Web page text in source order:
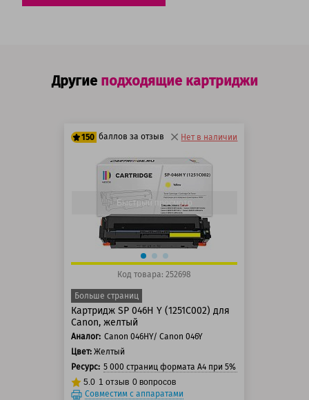
Другие подходящие картриджи
150 баллов за отзыв
125 баллов
150 баллов
Нет в наличии
Быстрый просмотр
Код товара: 252698
Больше страниц
Картридж SP 046H Y (1251C002) для
Canon, желтый
Аналог: Canon 046HY/ Canon 046Y
Цвет: Желтый
Ресурс: 5 000 страниц формата А4 при 5% заполнении
5.0 1 отзыв 0 вопросов
Совместим с аппаратами